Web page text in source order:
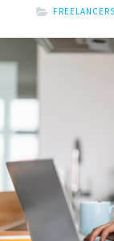
FREELANCERS